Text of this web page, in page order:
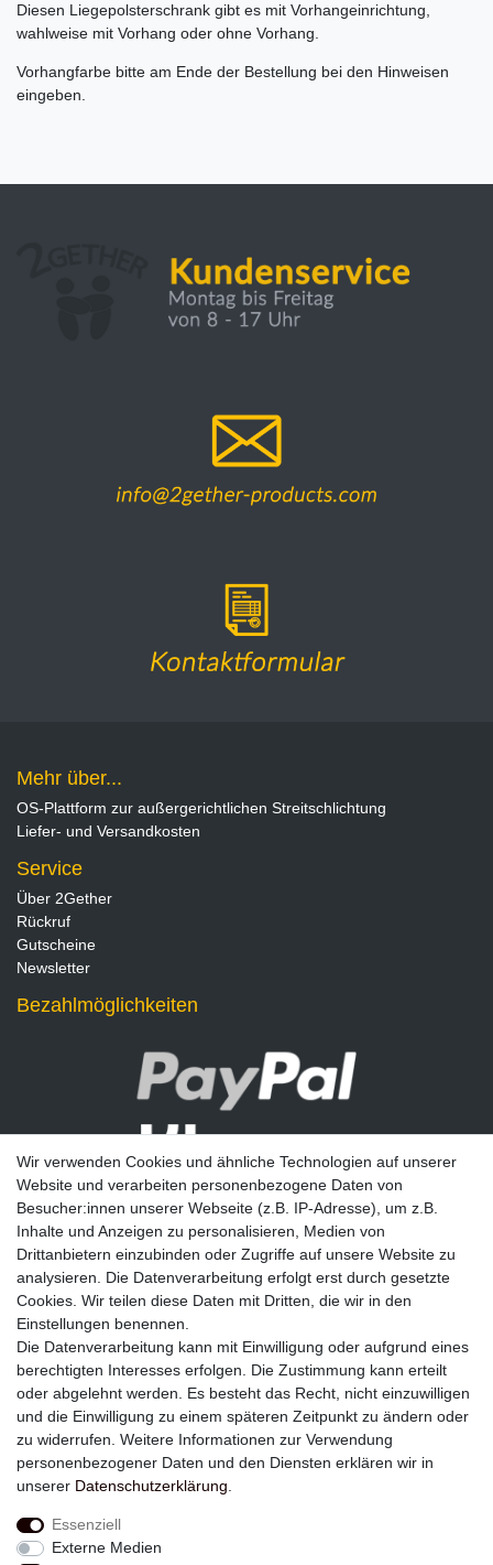
Diesen Liegepolsterschrank gibt es mit Vorhangeinrichtung,
wahlweise mit Vorhang oder ohne Vorhang.
Vorhangfarbe bitte am Ende der Bestellung bei den Hinweisen
eingeben.
Mehr über...
OS-Plattform zur außergerichtlichen Streitschlichtung
Liefer- und Versandkosten
Service
Über 2Gether
Rückruf
Gutscheine
Newsletter
Bezahlmöglichkeiten
Newsletter
E-MAIL **
Einwilligung kann ich jederzeit widerrufen.**
Abonnieren
Wir verwenden Cookies und ähnliche Technologien auf unserer
Website und verarbeiten personenbezogene Daten von
Besucher:innen unserer Webseite (z.B. IP-Adresse), um z.B.
Inhalte und Anzeigen zu personalisieren, Medien von
Drittanbietern einzubinden oder Zugriffe auf unsere Website zu
analysieren. Die Datenverarbeitung erfolgt erst durch gesetzte
Cookies. Wir teilen diese Daten mit Dritten, die wir in den
Einstellungen benennen.
Die Datenverarbeitung kann mit Einwilligung oder aufgrund eines
berechtigten Interesses erfolgen. Die Zustimmung kann erteilt
oder abgelehnt werden. Es besteht das Recht, nicht einzuwilligen
und die Einwilligung zu einem späteren Zeitpunkt zu ändern oder
zu widerrufen. Weitere Informationen zur Verwendung
personenbezogener Daten und den Diensten erklären wir in
unserer Daten­schutz­erklärung
Essenziell
Externe Medien